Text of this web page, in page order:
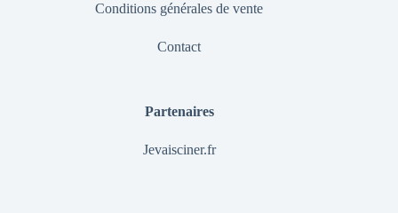
Conditions générales de vente
Contact
Partenaires
Jevaisciner.fr